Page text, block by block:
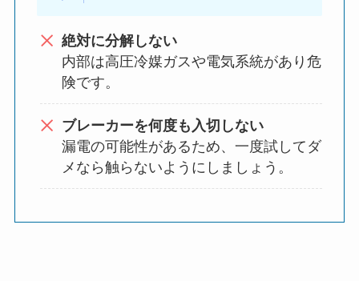
絶対に分解しない
内部は高圧冷媒ガスや電気系統があり危
険です。
ブレーカーを何度も入切しない
漏電の可能性があるため、一度試してダ
メなら触らないようにしましょう。